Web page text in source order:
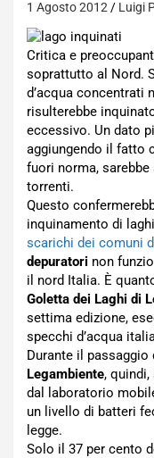
1 Agosto 2012 Luigi
Critica e
soprattutto al Nord.
d’acqua concentrati
risulterebbe
eccessivo. Un dato
aggiungendo il fatto
fuori norma,
torrenti.
Questo
inquinamento di
scarichi dei comuni
depuratori non
il nord Italia. È
Goletta dei Laghi di
settima edizione,
specchi d’acqua
Durante il passaggio
Legambiente,
dal laboratorio
un livello di batteri
legge.
Solo il 37 per cento